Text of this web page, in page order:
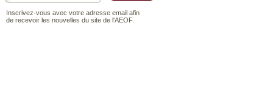
Inscrivez-vous avec votre adresse email afin
de recevoir les nouvelles du site de l'AEOF.